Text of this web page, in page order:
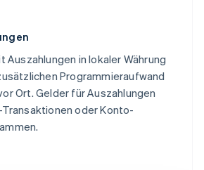
Auszahlungen in lokaler Währung
Programmieraufwand
Ort. Gelder für Auszahlungen
oder Konto-